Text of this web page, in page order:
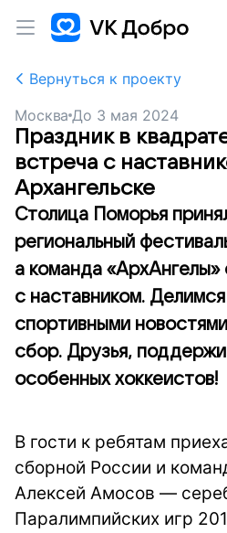
Вернуться к проекту
Москва До 3 мая 2024
Праздник в
встреча с
Архангельске
Столица Поморья
региональный
а команда «АрхАнгелы»
с наставником.
спортивными
сбор. Друзья,
особенных хоккеистов!
В гости к ребятам
сборной России и
Алексей Амосов —
Паралимпийских игр